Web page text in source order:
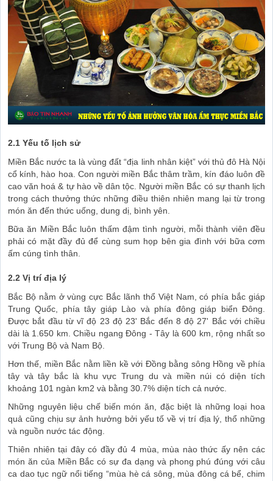
2.1 Yếu tố lịch sử
Miền Bắc nước ta là vùng đất “địa linh nhân kiệt” với thủ đô Hà Nội
cổ kính, hào hoa. Con người miền Bắc thâm trầm, kín đáo luôn đề
cao văn hoá & tự hào về dân tộc. Người miền Bắc có sự thanh lịch
trong cách thưởng thức những điều thiên nhiên mang lại từ trong
món ăn đến thức uống, dung dị, bình yên.
Bữa ăn Miền Bắc luôn thấm đậm tình người, mỗi thành viên đều
phải có mặt đầy đủ để cùng sum họp bên gia đình với bữa cơm
ấm cúng tình thân.
2.2 Vị trí địa lý
Bắc Bộ nằm ở vùng cực Bắc lãnh thổ Việt Nam, có phía bắc giáp
Trung Quốc, phía tây giáp Lào và phía đông giáp biển Đông.
Được bắt đầu từ vĩ độ 23 độ 23' Bắc đến 8 độ 27' Bắc với chiều
dài là 1.650 km. Chiều ngang Đông - Tây là 600 km, rộng nhất so
với Trung Bộ và Nam Bộ.
Hơn thế, miền Bắc nằm liền kề với Đồng bằng sông Hồng về phía
tây và tây bắc là khu vực Trung du và miền núi có diện tích
khoảng 101 ngàn km2 và bằng 30.7% diện tích cả nước.
Những nguyên liệu chế biến món ăn, đặc biệt là những loại hoa
quả cũng chịu sự ảnh hưởng bởi yếu tố về vị trí địa lý, thổ những
và nguồn nước tác động.
Thiên nhiên tại đây có đầy đủ 4 mùa, mùa nào thức ấy nên các
món ăn của Miền Bắc có sự đa dạng và phong phú đúng với câu
ca dao tục ngữ nổi tiếng “mùa hè cá sông, mùa đông cá bể, chim